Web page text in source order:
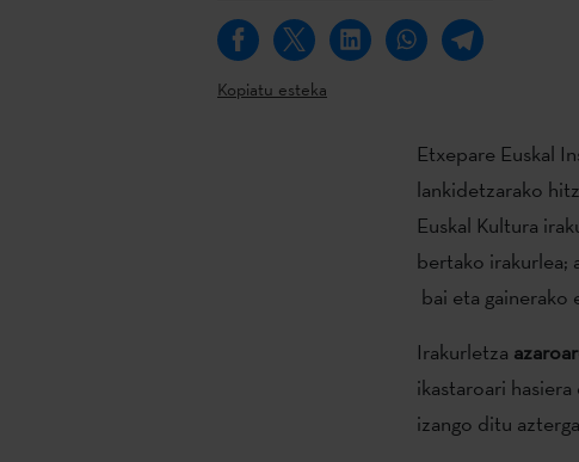
Kopiatu esteka
Etxepare Euskal
lankidetzarako
Euskal Kultura
bertako irakurlea;
bai eta gainerako
Irakurletza
ikastaroari
izango ditu